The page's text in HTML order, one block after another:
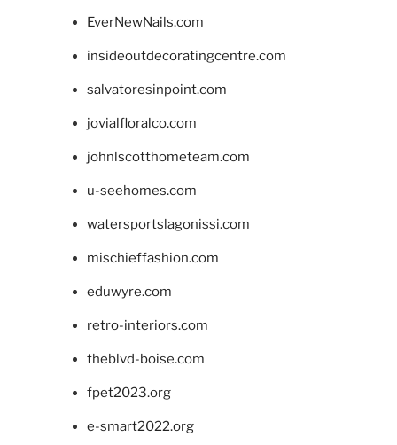
EverNewNails.com
insideoutdecoratingcentre.com
salvatoresinpoint.com
jovialfloralco.com
johnlscotthometeam.com
u-seehomes.com
watersportslagonissi.com
mischieffashion.com
eduwyre.com
retro-interiors.com
theblvd-boise.com
fpet2023.org
e-smart2022.org